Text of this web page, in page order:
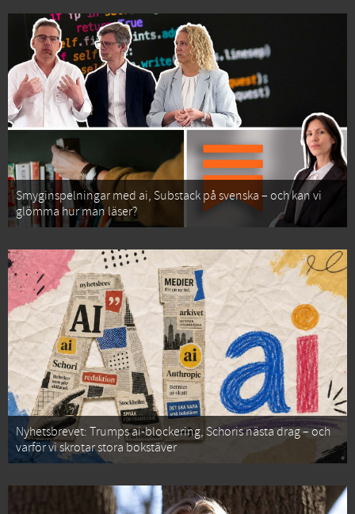
Smyginspelningar med ai, Substack på svenska – och kan vi
glömma hur man läser?
Nyhetsbrevet: Trumps ai-blockering, Schoris nästa drag – och
varför vi skrotar stora bokstäver